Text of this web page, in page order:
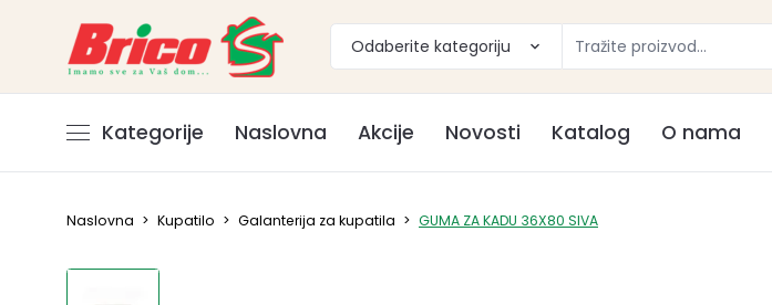
Odaberite kategoriju
Kategorije Naslovna Akcije Novosti Katalog O nama
Naslovna > Kupatilo > Galanterija za kupatila > GUMA ZA KADU 36X80 SIVA